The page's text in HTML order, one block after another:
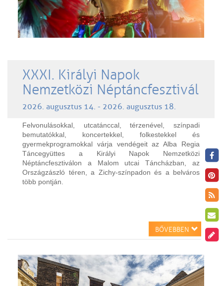
XXXI. Királyi Napok
Nemzetközi Néptáncfesztivál
2026. augusztus 14. - 2026. augusztus 18.
Felvonulásokkal, utcatánccal, térzenével, színpadi
bemutatókkal, koncertekkel, folkestekkel és
gyermekprogramokkal várja vendégeit az Alba Regia
Táncegyüttes a Királyi Napok Nemzetközi
Néptáncfesztiválon a Malom utcai Táncházban, az
Országzászló téren, a Zichy-színpadon és a belváros
több pontján.
BŐVEBBEN